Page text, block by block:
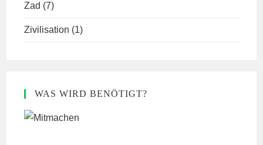
Zad (7)
Zivilisation (1)
WAS WIRD BENÖTIGT?